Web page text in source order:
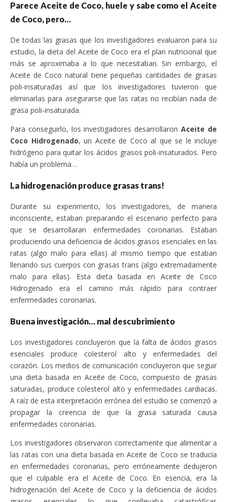
Parece Aceite de Coco, huele y sabe como el Aceite
de Coco, pero…
De todas las grasas que los investigadores evaluaron para su
estudio, la dieta del Aceite de Coco era el plan nutricional que
más se aproximaba a lo que necesitaban. Sin embargo, el
Aceite de Coco natural tiene pequeñas cantidades de grasas
poli-insaturadas así que los investigadores tuvieron que
eliminarlas para asegurarse que las ratas no recibían nada de
grasa poli-insaturada.
Para conseguirlo, los investigadores desarrollaronAceite de
Coco Hidrogenado, un Aceite de Coco al que se le incluye
hidrógeno para quitar los ácidos grasos poli-insaturados. Pero
había un problema…
La hidrogenación produce grasas trans!
Durante su experimento, los investigadores, de manera
inconsciente, estaban preparando el escenario perfecto para
que se desarrollaran enfermedades coronarias. Estaban
produciendo una deficiencia de ácidos grasos esenciales en las
ratas (algo malo para ellas) al mismo tiempo que estaban
llenando sus cuerpos con grasas trans (algo extremadamente
malo para ellas). Esta dieta basada en Aceite de Coco
Hidrogenado era el camino más rápido para contraer
enfermedades coronarias.
Buena investigación… mal descubrimiento
Los investigadores concluyeron que la falta de ácidos grasos
esenciales produce colesterol alto y enfermedades del
corazón. Los medios de comunicación concluyeron que seguir
una dieta basada en Aceite de Coco, compuesto de grasas
saturadas, produce colesterol alto y enfermedades cardiacas.
A raíz de esta interpretación errónea del estudio se comenzó a
propagar la creencia de que la grasa saturada causa
enfermedades coronarias.
Los investigadores observaron correctamente que alimentar a
las ratas con una dieta basada en Aceite de Coco se traducía
en enfermedades coronarias, pero erróneamente dedujeron
que el culpable era el Aceite de Coco. En esencia, era la
hidrogenación del Aceite de Coco y la deficiencia de ácidos